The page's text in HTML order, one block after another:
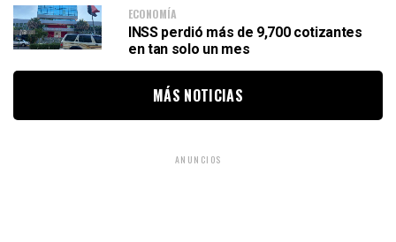
ECONOMÍA
INSS perdió más de 9,700 cotizantes
en tan solo un mes
MÁS NOTICIAS
ANUNCIOS